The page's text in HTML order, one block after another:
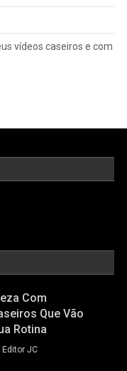
vídeos caseiros e com
Com
Que Vão
Rotina
Editor JC